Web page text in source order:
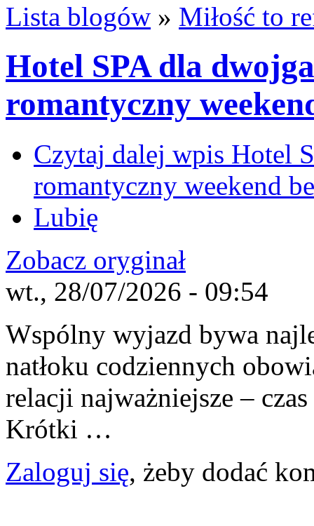
Lista blogów » Miłość to
Hotel SPA dla
romantyczny
Czytaj dalej wpis Hotel
romantyczny weekend
Lubię
Zobacz oryginał
wt., 28/07/2026 - 09:54
Wspólny wyjazd bywa
natłoku codziennych
relacji najważniejsze –
Krótki …
Zaloguj się, żeby dodać